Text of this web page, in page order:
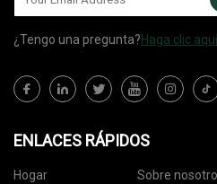
¿Tengo una pregunta?Haga clic aquí
ENLACES RÁPIDOS
Hogar Sobre